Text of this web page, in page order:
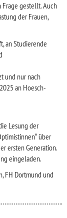
gestellt. Auch
der Frauen,
an Studierende
und nur nach
an Hoesch-
Lesung der
über
ersten Generation.
eingeladen.
FH Dortmund und